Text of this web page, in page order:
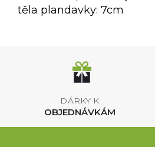
těla plandavky: 7cm
DÁRKY K
OBJEDNÁVKÁM